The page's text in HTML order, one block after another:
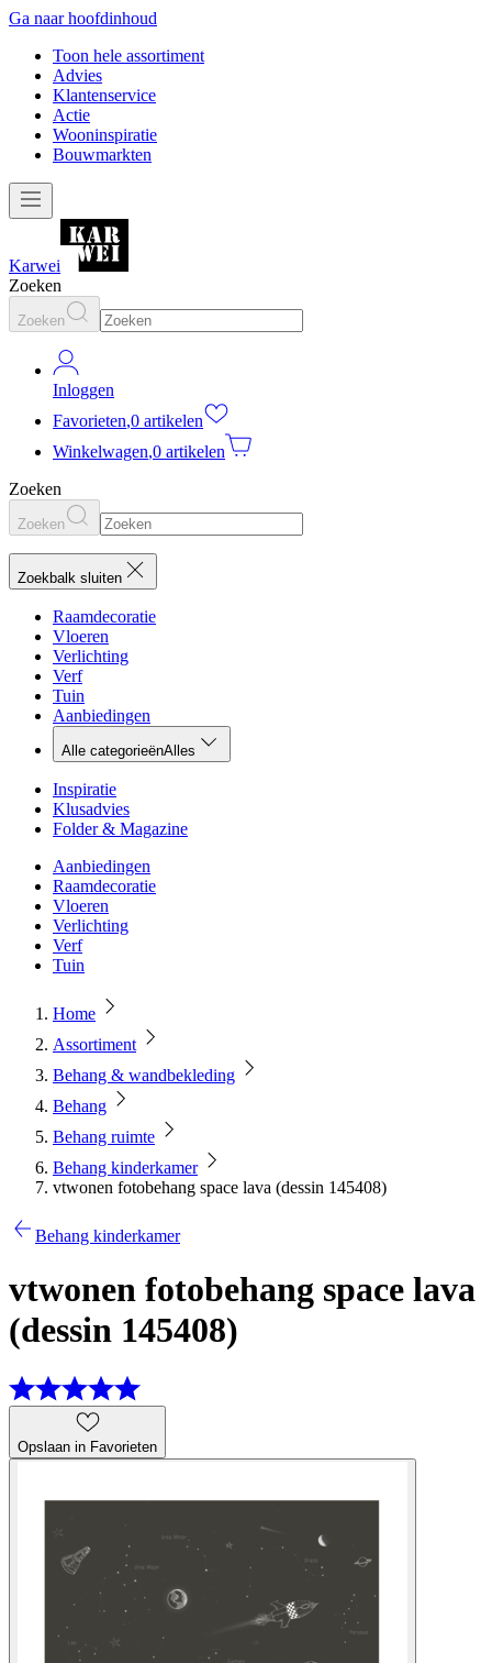
Ga naar hoofdinhoud
Toon hele assortiment
Advies
Klantenservice
Actie
Wooninspiratie
Bouwmarkten
Karwei
Zoeken
Zoeken
Inloggen
Favorieten,0 artikelen
Winkelwagen,0 artikelen
Zoeken
Zoeken
Zoekbalk sluiten
Raamdecoratie
Vloeren
Verlichting
Verf
Tuin
Aanbiedingen
Alle categorieënAlles
Inspiratie
Klusadvies
Folder & Magazine
Aanbiedingen
Raamdecoratie
Vloeren
Verlichting
Verf
Tuin
Home
Assortiment
Behang & wandbekleding
Behang
Behang ruimte
Behang kinderkamer
vtwonen fotobehang space lava (dessin 145408)
Behang kinderkamer
vtwonen fotobehang space lava
(dessin 145408)
Opslaan in Favorieten